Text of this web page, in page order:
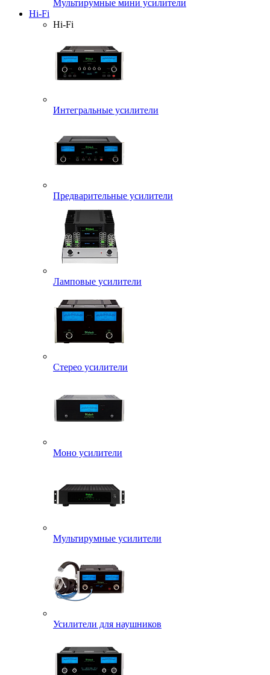
Мультирумные мини усилители
Hi-Fi
Hi-Fi
Интегральные усилители
Предварительные усилители
Ламповые усилители
Стерео усилители
Моно усилители
Мультирумные усилители
Усилители для наушников